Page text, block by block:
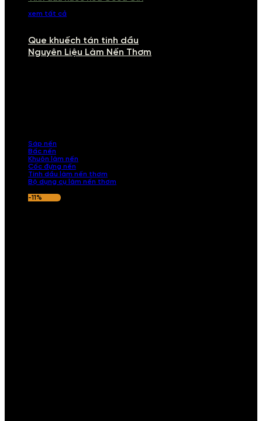
xem tất cả
Que khuếch tán tinh dầu
Nguyên Liệu Làm Nến Thơm
Sáp nến
Bấc nến
Khuôn làm nến
Cốc đựng nến
Tinh dầu làm nến thơm
Bộ dụng cụ làm nến thơm
-11%